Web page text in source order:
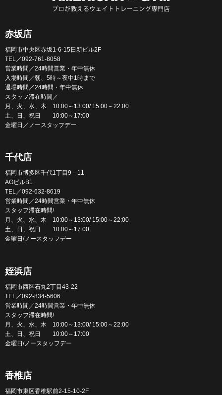
赤坂店
福岡市中央区赤坂1-6-15日新ビル2F
TEL／092-761-8058
営業時間／24時間営業・年中無休
入場時間／朝、5時～夜中1時まで
退場時間／24時間・年中無休
スタッフ滞在時間／
月、火、水、木 10:00～13:00/ 15:00～22:00
土、日、祝日 10:00～17:00
金曜日／ノースタッフデー
千代店
福岡市博多区千代1丁目9－11
AGビルB1
TEL／092-632-8619
営業時間／24時間営業・年中無休
スタッフ滞在時間/
月、火、水、木 10:00～13:00/ 15:00～22:00
土、日、祝日 10:00～17:00
金曜日/ノースタッフデー
姪浜店
福岡市西区石丸2丁目43-22
TEL／092-834-5606
営業時間／24時間営業・年中無休
スタッフ滞在時間/
月、火、水、木 10:00～13:00/ 15:00～22:00
土、日、祝日 10:00～17:00
金曜日/ノースタッフデー
香椎店
福岡市東区香椎駅前2-15-10-2F